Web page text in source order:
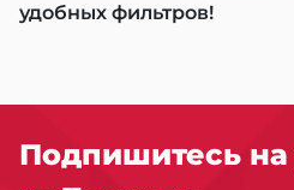
удобных фильтров!
Подпишитесь